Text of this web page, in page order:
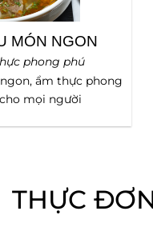
MÓN NGON
phong phú
ẩm thực phong
mọi người
THỰC